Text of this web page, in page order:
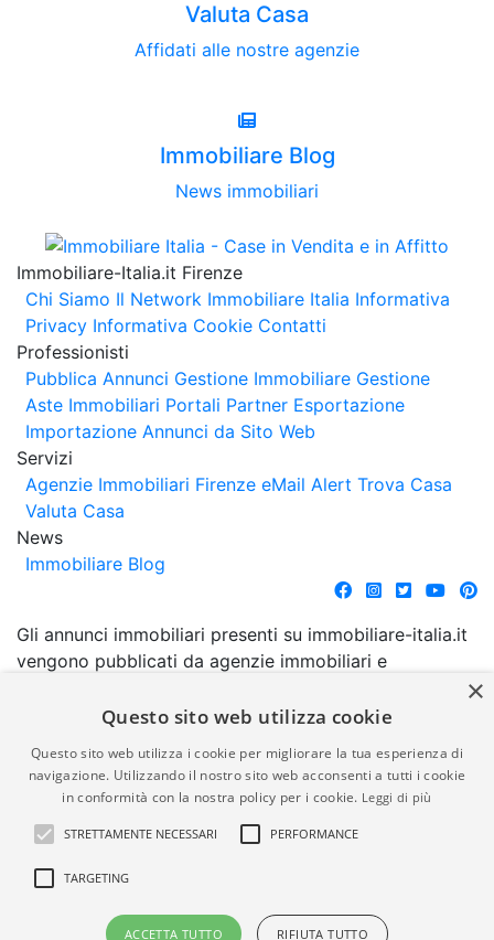
Valuta Casa
Affidati alle nostre agenzie
Immobiliare Blog
News immobiliari
Immobiliare-Italia.it Firenze
Chi Siamo Il Network Immobiliare Italia Informativa
Privacy Informativa Cookie Contatti
Professionisti
Pubblica Annunci Gestione Immobiliare Gestione
Aste Immobiliari Portali Partner Esportazione
Importazione Annunci da Sito Web
Servizi
Agenzie Immobiliari Firenze eMail Alert Trova Casa
Valuta Casa
News
Immobiliare Blog
Gli annunci immobiliari presenti su immobiliare-italia.it
vengono pubblicati da agenzie immobiliari e
comporta l'approvazione o l'avallo da parte di
garanzia da parte di quest'ultima. immobiliare-italia.it
quindi non è responsabile della veridicità, della
correttezza, della completezza, della normativa in
materia di privacy e/o di alcun altro aspetto dei
suddetti annunci.
© Copyright 2007 - 2026
Powered by
×
Questo sito web utilizza cookie
Questo sito web utilizza i cookie per migliorare la tua esperienza di
navigazione. Utilizzando il nostro sito web acconsenti a tutti i cookie
in conformità con la nostra policy per i cookie. Leggi di più
STRETTAMENTE NECESSARI PERFORMANCE
TARGETING
ACCETTA TUTTO RIFIUTA TUTTO